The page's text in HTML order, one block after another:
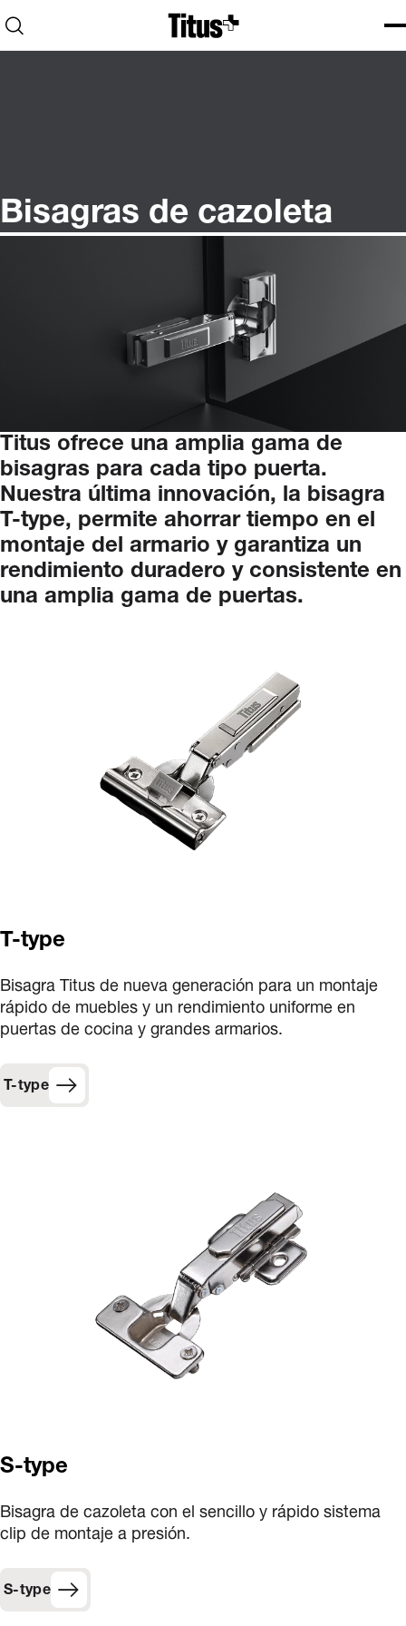
Home
Open search
Bisagras de cazoleta
Titus ofrece una amplia gama de
bisagras para cada tipo puerta.
Nuestra última innovación, la bisagra
T-type, permite ahorrar tiempo en el
montaje del armario y garantiza un
rendimiento duradero y consistente en
una amplia gama de puertas.
T-type
Bisagra Titus de nueva generación para un montaje
rápido de muebles y un rendimiento uniforme en
puertas de cocina y grandes armarios.
T-type
S-type
Bisagra de cazoleta con el sencillo y rápido sistema
clip de montaje a presión.
S-type